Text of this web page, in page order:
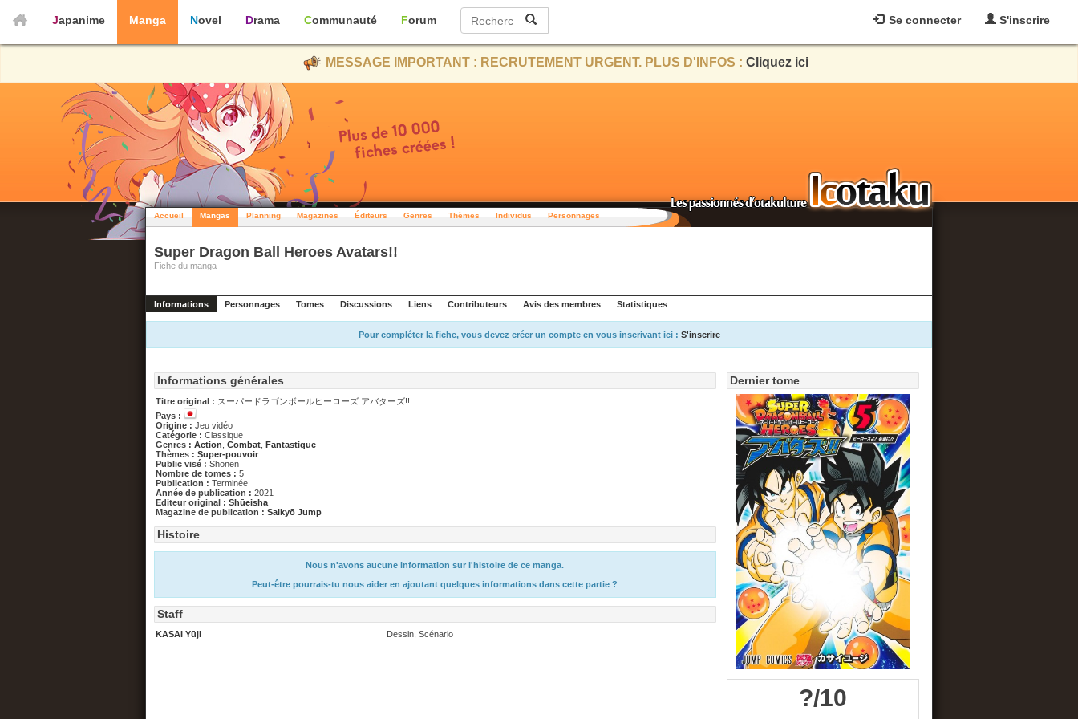
Se connecter S'inscrire
Japanime Manga Novel Drama Communauté Forum
MESSAGE IMPORTANT : RECRUTEMENT URGENT. PLUS D'INFOS : Cliquez ici
Accueil Mangas Planning Magazines Éditeurs Genres Thèmes Individus Personnages
Super Dragon Ball Heroes Avatars!!
Fiche du manga
Informations Personnages Tomes Discussions Liens Contributeurs Avis des membres Statistiques
Pour compléter la fiche, vous devez créer un compte en vous inscrivant ici : S'inscrire
Dernier tome
?/10
Informations générales
Titre original : スーパードラゴンボールヒーローズ アバターズ!!
Pays :
Origine : Jeu vidéo
Catégorie : Classique
Genres : Action Combat Fantastique
Thèmes : Super-pouvoir
Public visé : Shōnen
Nombre de tomes : 5
Publication : Terminée
Année de publication : 2021
Editeur original : Shūeisha
Magazine de publication : Saikyō Jump
Histoire
Nous n'avons aucune information sur l'histoire de ce manga.
Peut-être pourrais-tu nous aider en ajoutant quelques informations dans cette partie ?
Staff
KASAI Yūji Dessin, Scénario